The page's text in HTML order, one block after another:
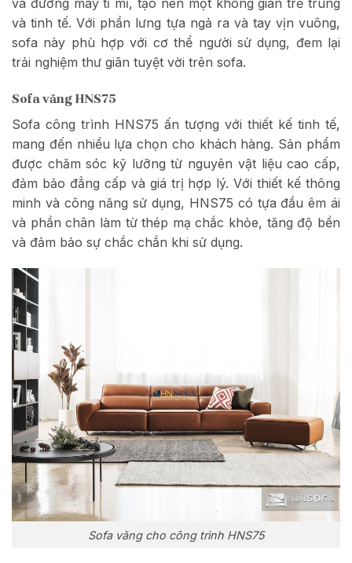
và tinh tế. Với phần lưng tựa ngả ra và tay vịn vuông,
sofa này phù hợp với cơ thể người sử dụng, đem lại
trải nghiệm thư giãn tuyệt vời trên sofa.
Sofa văng HNS75
Sofa công trình HNS75 ấn tượng với thiết kế tinh tế,
mang đến nhiều lựa chọn cho khách hàng. Sản phẩm
được chăm sóc kỹ lưỡng từ nguyên vật liệu cao cấp,
đảm bảo đẳng cấp và giá trị hợp lý. Với thiết kế thông
minh và công năng sử dụng, HNS75 có tựa đầu êm ái
và phần chân làm từ thép mạ chắc khỏe, tăng độ bền
và đảm bảo sự chắc chắn khi sử dụng.
Sofa văng cho công trình HNS75